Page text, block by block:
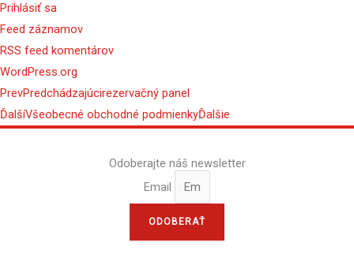
Prihlásiť sa
Feed záznamov
RSS feed komentárov
WordPress.org
PrevPredchádzajúcirezervačný panel
ĎalšíVšeobecné obchodné podmienkyĎalšie
Odoberajte náš newsletter
Email
ODOBERAŤ